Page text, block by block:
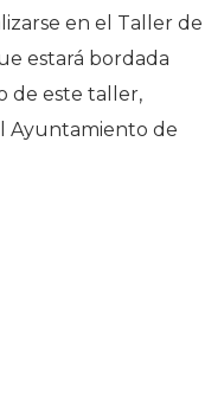
en el Taller de
estará bordada
de este taller,
Ayuntamiento de